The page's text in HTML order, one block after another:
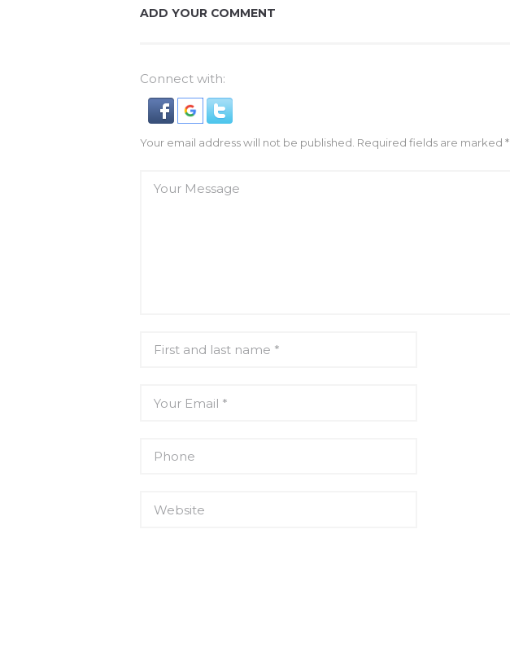
ADD YOUR COMMENT
Connect with:
Your email address will not be published. Required fields are marked *